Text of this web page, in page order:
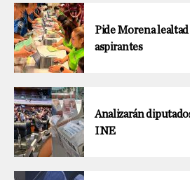
Pide Morena
aspirantes
Analizarán
INE